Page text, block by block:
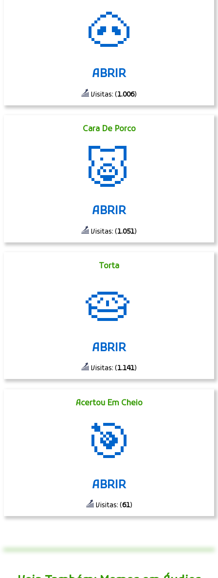
🐽
ABRIR
Visitas: (1.006)
Cara De Porco
🐷
ABRIR
Visitas: (1.051)
Torta
🥧
ABRIR
Visitas: (1.141)
Acertou Em Cheio
🎯
ABRIR
Visitas: (61)